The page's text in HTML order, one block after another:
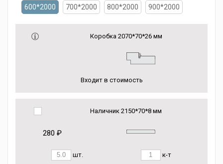
600*2000 700*2000 800*2000 900*2000
Коробка 2070*70*26 мм
Входит в стоимость
Наличник 2150*70*8 мм
280 ₽
шт. к-т